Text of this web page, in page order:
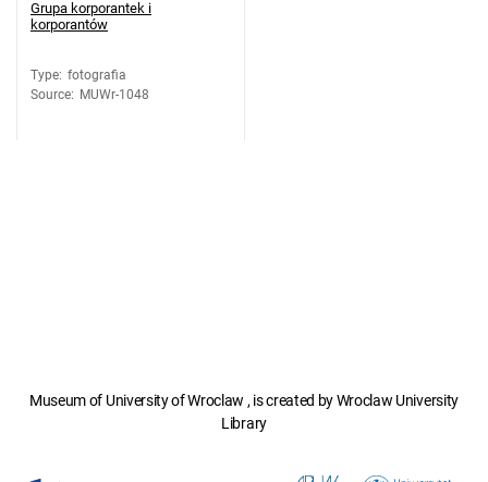
Grupa korporantek i
korporantów
Type: fotografia
Source: MUWr-1048
Museum of University of Wroclaw , is created by Wroclaw University
Library